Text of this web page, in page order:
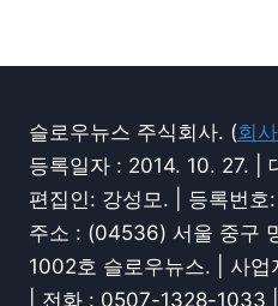
슬로우뉴스 주식회사. (회
등록일자 : 2014. 10. 27. |
편집인: 강성모. | 등록번
주소 : (04536) 서울 중구
1002호 슬로우뉴스. | 사
| 전화 : 0507-1328-1033